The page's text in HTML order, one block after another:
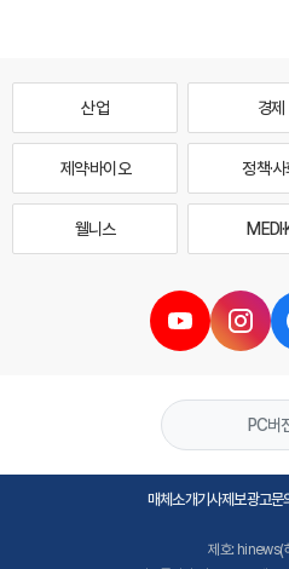
산업 경제
제약·바이오 정책·사
웰니스
PC버
매체소개기사제보광고문
제호: hinews(